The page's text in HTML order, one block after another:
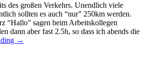
des großen Verkehrs. Unendlich viele
sollten es auch “nur” 250km werden.
“Hallo” sagen beim Arbeitskollegen
dann aber fast 2.5h, so dass ich abends die
→